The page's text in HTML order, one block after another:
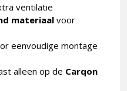
ventilatie
materiaal voor
eenvoudige montage
alleen op de Carqon